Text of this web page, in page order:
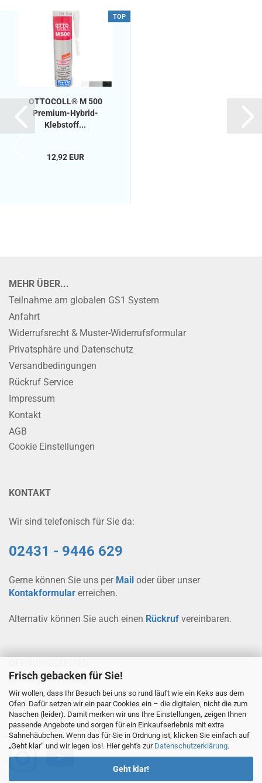
Frisch gebacken für Sie!
Wir wollen, dass Ihr Besuch bei uns so rund läuft wie ein Keks aus dem
Ofen. Dafür setzen wir ein paar Cookies ein – die digitalen, nicht die zum
Naschen (leider). Damit merken wir uns Ihre Einstellungen, zeigen Ihnen
passende Angebote und sorgen für ein Einkaufserlebnis mit extra
Sahnehäubchen. Wenn das für Sie in Ordnung ist, klicken Sie einfach auf
„Geht klar“ und wir legen los!. Hier geht's zur Datenschutzerklärung.
Geht klar!
TOP
OTTOCOLL® M 500
Premium-Hybrid-
Klebstoff...
12,92 EUR
MEHR ÜBER...
Teilnahme am globalen GS1 System
Anfahrt
Widerrufsrecht & Muster-Widerrufsformular
Privatsphäre und Datenschutz
Versandbedingungen
Rückruf Service
Impressum
Kontakt
AGB
Cookie Einstellungen
KONTAKT
Wir sind telefonisch für Sie da:
02431 - 9446 629
Gerne können Sie uns per Mail oder über unser
Kontakformular erreichen.
Alternativ können Sie auch einen Rückruf vereinbaren.
Montag bis Freitag
08.00 Uhr bis 12.00 Uhr
und
13.00 Uhr bis 17.00 Uhr
SOCIAL-MEDIA